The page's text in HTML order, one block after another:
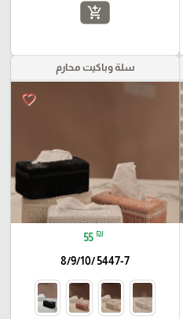
add_shopping_cart
سلة وباكيت محارم
favorite_border
55 ₪
5447-7 /8/9/10